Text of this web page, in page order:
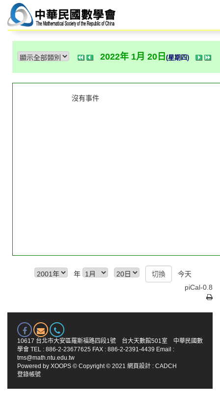
2022年 1月 20日 (星期四)
沒有事件
年
今天
piCal-0.8
10617 台北市大安區羅斯福路四段1號 台大天數館501室 中華民國數
學會 TEL : 886-2-23677625 FAX : 886-2-2391-4439 Email :
tms@math.ntu.edu.tw
Powered by XOOPS © Copyright © 2021 網頁設計 : CADCH
登錄帳號